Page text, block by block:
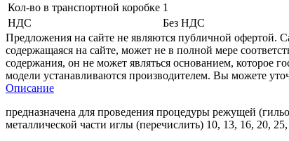
Кол-во в транспортной коробке 1
НДС
Без НДС
Предложения на сайте не являются публичной офертой.
содержащаяся на сайте, может не в полной мере
содержания, он не может являться основанием, которое
модели устанавливаются производителем. Вы можете
Описание
предназначена для проведения процедуры режущей
металлической части иглы (перечислить) 10, 13, 16, 20,